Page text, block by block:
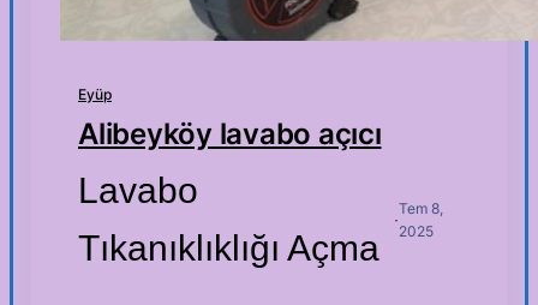
Eyüp
Alibeyköy lavabo açıcı
Lavabo
Tıkanıklıklığı Açma
·
Tem 8,
2025